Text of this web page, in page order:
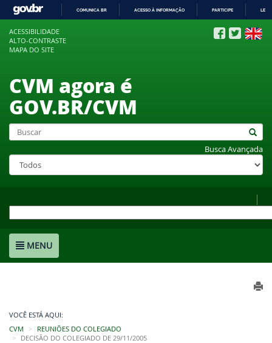
COMUNICA BR ACESSO À INFORMAÇÃO PARTICIPE
ACESSIBILIDADE
ALTO-CONTRASTE
MAPA DO SITE
CVM agora é
GOV.BR/CVM
Busca Avançada
MENU
VOCÊ ESTÁ AQUI:
CVM
REUNIÕES DO COLEGIADO
DECISÃO DO COLEGIADO DE 29/11/2005